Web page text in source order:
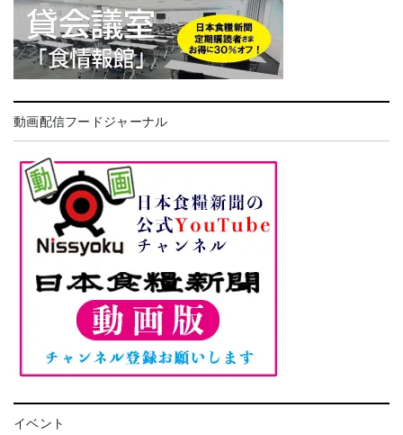
動画配信フードジャーナル
イベント